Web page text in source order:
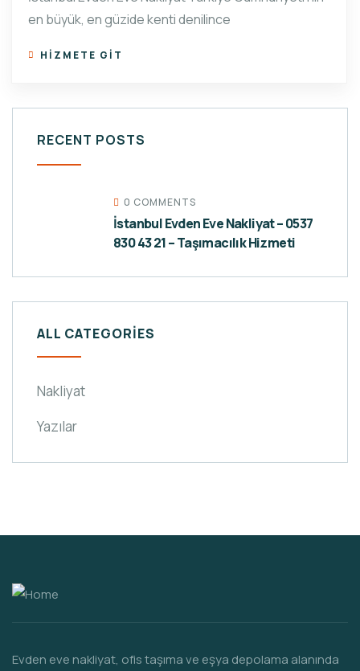
en büyük, en güzide kenti denilince
HIZMETE GIT
RECENT POSTS
0 COMMENTS
İstanbul Evden Eve Nakliyat – 0537
830 43 21 – Taşımacılık Hizmeti
ALL CATEGORIES
Nakliyat
Yazılar
Evden eve nakliyat, ofis taşıma ve eşya depolama alanında